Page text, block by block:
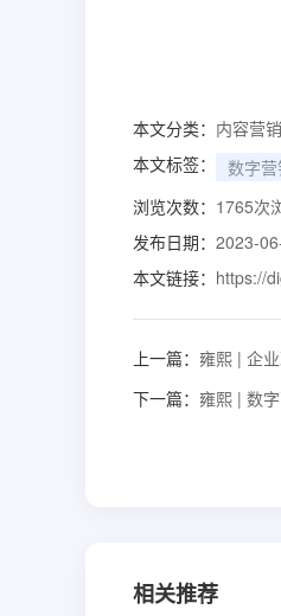
本文分类： 内容营销
本文标签：
数字
浏览次数： 1765次
发布日期： 2023-
本文链接： https://
上一篇： 雍熙 | 企
下一篇： 雍熙 | 数
相关推荐